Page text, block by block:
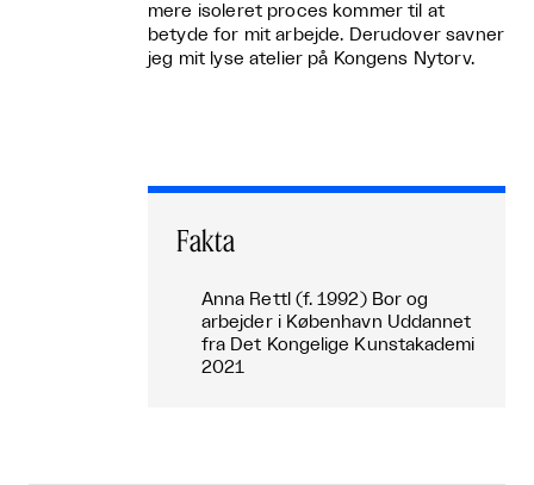
mere isoleret proces kommer til at
betyde for mit arbejde. Derudover savner
jeg mit lyse atelier på Kongens Nytorv.
Fakta
Anna Rettl (f. 1992) Bor og
arbejder i København Uddannet
fra Det Kongelige Kunstakademi
2021